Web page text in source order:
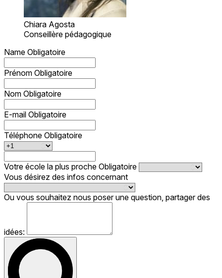
Chiara Agosta
Conseillère pédagogique
Name Obligatoire
Prénom Obligatoire
Nom Obligatoire
E-mail Obligatoire
Téléphone Obligatoire
Votre école la plus proche Obligatoire
Vous désirez des infos concernant
Ou vous souhaitez nous poser une question, partager des
idées: